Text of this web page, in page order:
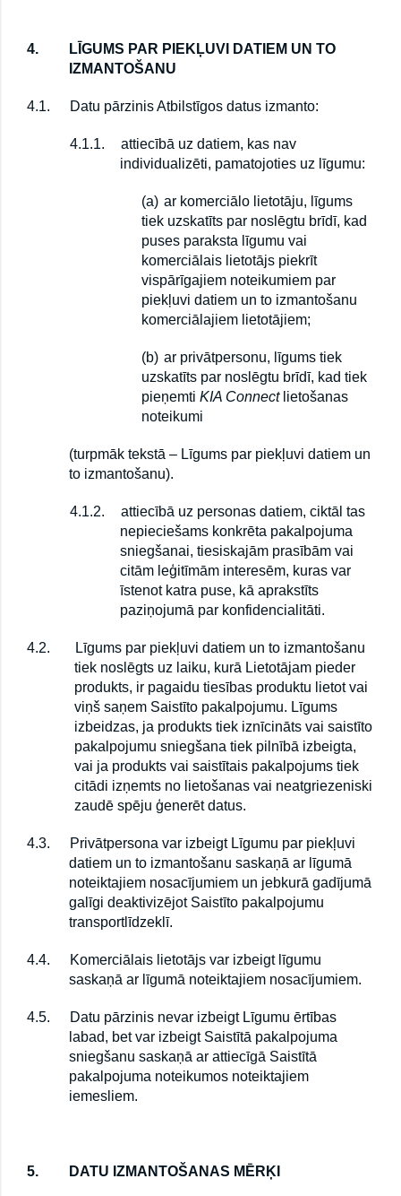
4.
LĪGUMS PAR PIEKĻUVI DATIEM UN TO
IZMANTOŠANU
4.1. Datu pārzinis Atbilstīgos datus izmanto:
4.1.1.
attiecībā uz datiem, kas nav
individualizēti, pamatojoties uz līgumu:
(a) ar komerciālo lietotāju, līgums
tiek uzskatīts par noslēgtu brīdī, kad
puses paraksta līgumu vai
komerciālais lietotājs piekrīt
vispārīgajiem noteikumiem par
piekļuvi datiem un to izmantošanu
komerciālajiem lietotājiem;
(b) ar privātpersonu, līgums tiek
uzskatīts par noslēgtu brīdī, kad tiek
pieņemti KIA Connectlietošanas
noteikumi
(turpmāk tekstā – Līgums par piekļuvi datiem un
to izmantošanu).
4.1.2.
attiecībā uz personas datiem, ciktāl tas
nepieciešams konkrēta pakalpojuma
sniegšanai, tiesiskajām prasībām vai
citām leģitīmām interesēm, kuras var
īstenot katra puse, kā aprakstīts
paziņojumā par konfidencialitāti.
4.2.
Līgums par piekļuvi datiem un to izmantošanu
tiek noslēgts uz laiku, kurā Lietotājam pieder
produkts, ir pagaidu tiesības produktu lietot vai
viņš saņem Saistīto pakalpojumu. Līgums
izbeidzas, ja produkts tiek iznīcināts vai saistīto
pakalpojumu sniegšana tiek pilnībā izbeigta,
vai ja produkts vai saistītais pakalpojums tiek
citādi izņemts no lietošanas vai neatgriezeniski
zaudē spēju ģenerēt datus.
4.3.
Privātpersona var izbeigt Līgumu par piekļuvi
datiem un to izmantošanu saskaņā ar līgumā
noteiktajiem nosacījumiem un jebkurā gadījumā
galīgi deaktivizējot Saistīto pakalpojumu
transportlīdzeklī.
4.4.
Komerciālais lietotājs var izbeigt līgumu
saskaņā ar līgumā noteiktajiem nosacījumiem.
4.5.
Datu pārzinis nevar izbeigt Līgumu ērtības
labad, bet var izbeigt Saistītā pakalpojuma
sniegšanu saskaņā ar attiecīgā Saistītā
pakalpojuma noteikumos noteiktajiem
iemesliem.
5. DATU IZMANTOŠANAS MĒRĶI